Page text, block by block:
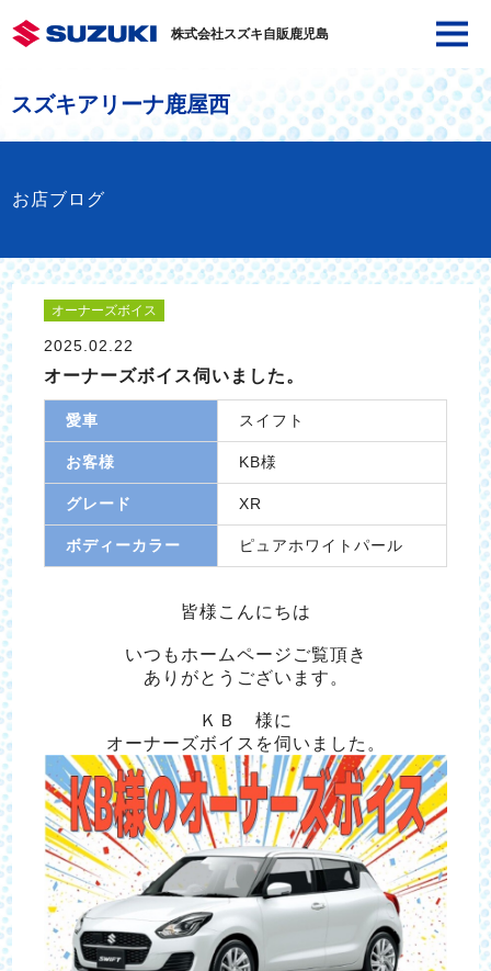
株式会社スズキ自販鹿児島
スズキアリーナ鹿屋西
お店ブログ
オーナーズボイス
2025.02.22
オーナーズボイス伺いました。
愛車 スイフト
お客様 KB様
グレード XR
ボディーカラー ピュアホワイトパール
皆様こんにちは
いつもホームページご覧頂き
ありがとうございます。
ＫＢ 様に
オーナーズボイスを伺いました。